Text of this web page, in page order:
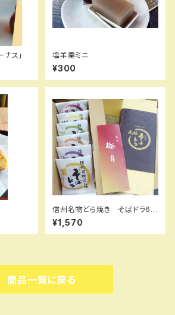
ス」 塩羊羹ミニ
¥300
信州名物どら焼き そばドラ6個
入り
¥1,570
商品一覧に戻る